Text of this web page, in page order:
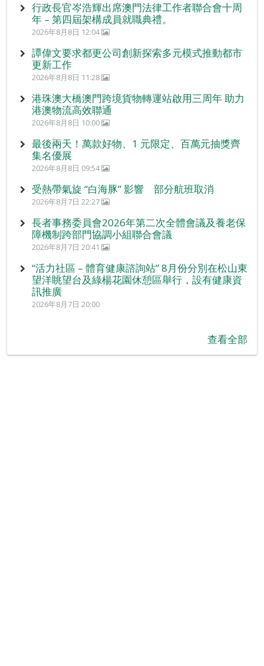
行政長官岑浩輝出席澳門法律工作者聯合會十周
年 – 第四屆架構成員就職典禮。
2026年8月8日 12:04
譚偉文要求都更公司創新探索多元模式推動都市
更新工作
2026年8月8日 11:28
港珠澳大橋澳門跨境貨物轉運站啟用三周年 助力
港澳物流高效聯通
2026年8月8日 10:00
最後兩天！萬款好物、1 元限定、百萬元抽獎齊
集名優展
2026年8月8日 09:54
受熱帶氣旋 “白海豚” 影響 部分航班取消
2026年8月7日 22:27
長者事務委員會2026年第二次全體會議及養老保
障機制跨部門協調小組聯合會議
2026年8月7日 20:41
“活力社區 – 體育健康諮詢站” 8月份分別在松山東
望洋眺望台及綠楊花園休憩區舉行，設有健康資
訊推廣
2026年8月7日 20:00
查看全部